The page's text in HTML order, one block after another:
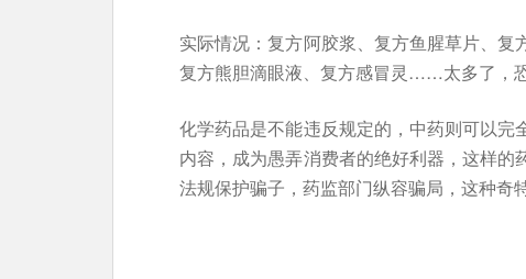
实际情况：复方阿胶浆、复方鱼腥草片、复
复方熊胆滴眼液、复方感冒灵……太多了，
化学药品是不能违反规定的，中药则可以
内容，成为愚弄消费者的绝好利器，这样
法规保护骗子，药监部门纵容骗局，这种奇